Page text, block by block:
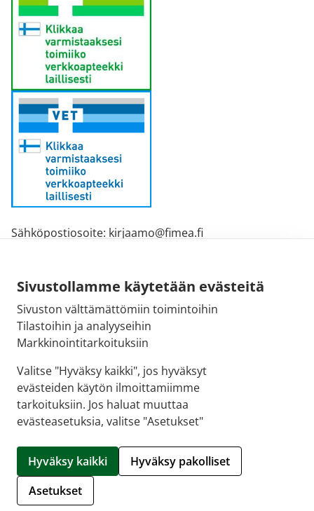
Sivustollamme käytetään evästeitä
Sivuston välttämättömiin toimintoihin
Tilastoihin ja analyyseihin
Markkinointitarkoituksiin
Valitse "Hyväksy kaikki", jos hyväksyt
evästeiden käytön ilmoittamiimme
tarkoituksiin. Jos haluat muuttaa
evästeasetuksia, valitse "Asetukset"
Hyväksy kaikki
Hyväksy pakolliset
Asetukset
Sähköpostiosoite: kirjaamo@fimea.fi
Hallitse evästeitä